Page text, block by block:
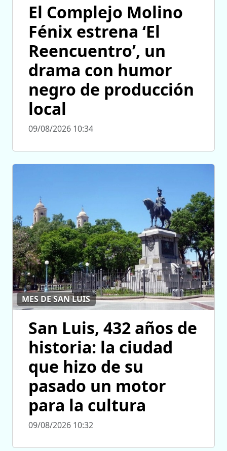
El Complejo Molino
Fénix estrena ‘El
Reencuentro’, un
drama con humor
negro de producción
local
09/08/2026 10:34
MES DE SAN LUIS
San Luis, 432 años de
historia: la ciudad
que hizo de su
pasado un motor
para la cultura
09/08/2026 10:32